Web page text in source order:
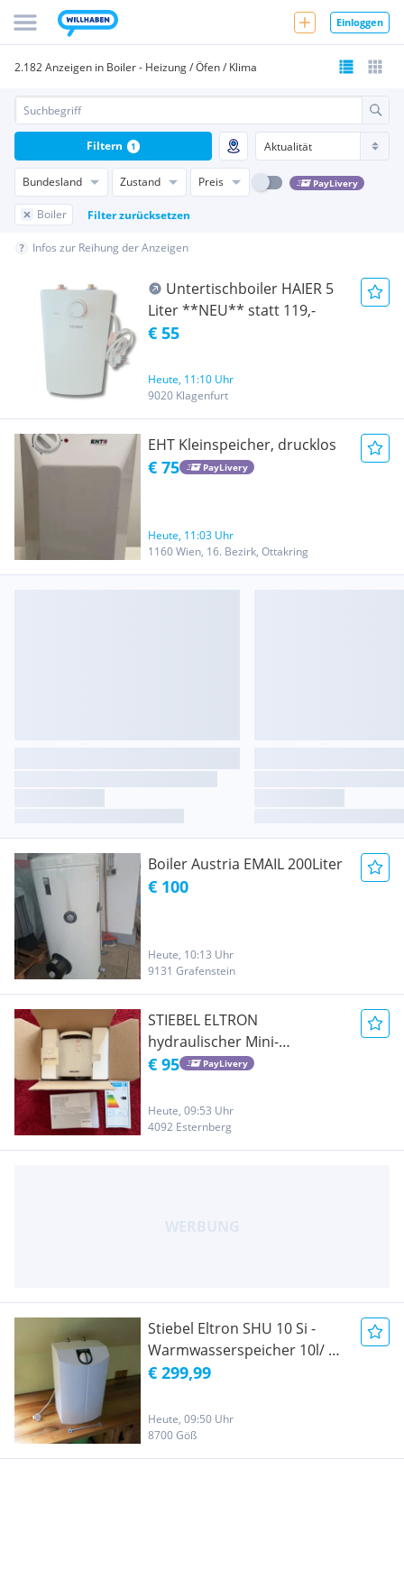
Einloggen
2.182 Anzeigen in Boiler - Heizung / Öfen / Klima
Bundesland Zustand Preis PayLivery
Boiler Filter zurücksetzen
Filtern 1
Infos zur Reihung der Anzeigen
Untertischboiler HAIER 5
Liter **NEU** statt 119,-
€ 55
Heute, 11:10 Uhr
9020 Klagenfurt
EHT Kleinspeicher, drucklos
€ 75 PayLivery
Heute, 11:03 Uhr
1160 Wien, 16. Bezirk, Ottakring
Boiler Austria EMAIL 200Liter
€ 100
Heute, 10:13 Uhr
9131 Grafenstein
STIEBEL ELTRON
hydraulischer Mini-
Durchlauferhitzer DNM 6 -
€ 95 PayLivery
Heute, 09:53 Uhr
4092 Esternberg
Stiebel Eltron SHU 10 Si -
Warmwasserspeicher 10l/ m
2 kw
€ 299,99
Heute, 09:50 Uhr
8700 Göß